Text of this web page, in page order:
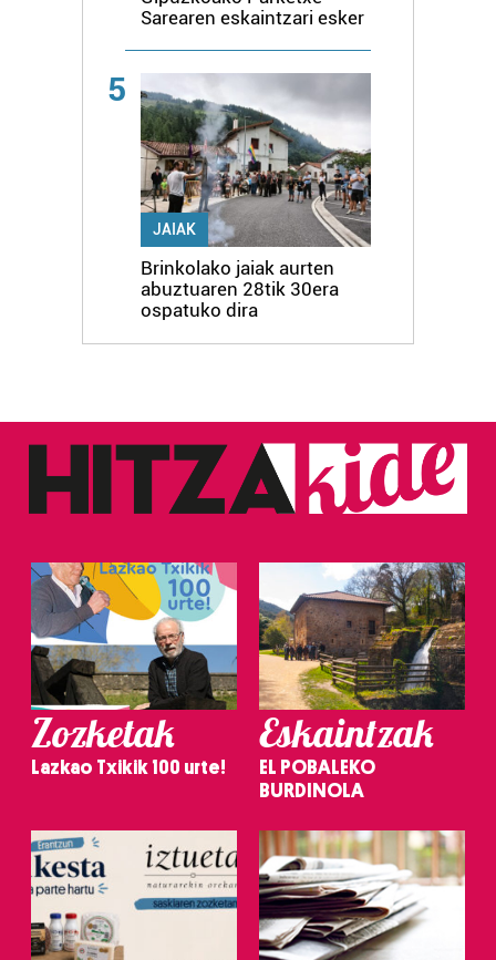
Sarearen eskaintzari esker
5
JAIAK
Brinkolako jaiak aurten
abuztuaren 28tik 30era
ospatuko dira
Zozketak
Lazkao Txikik 100 urte!
Eskaintzak
EL POBALEKO
BURDINOLA